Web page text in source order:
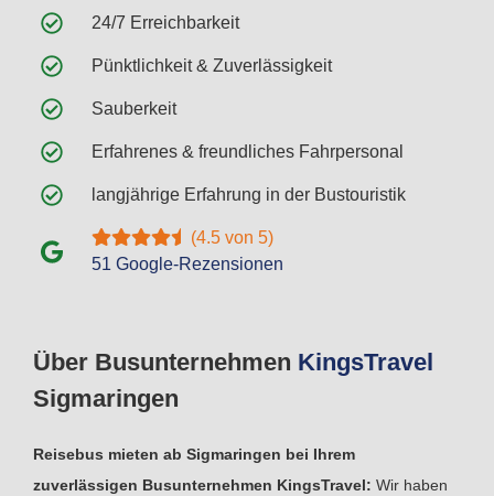
Über Busunternehmen KingsTravel
Sigmaringen
Reisebus mieten ab Sigmaringen bei Ihrem
zuverlässigen Busunternehmen KingsTravel: Wir haben
24/7 Erreichbarkeit
Pünktlichkeit & Zuverlässigkeit
Sauberkeit
Erfahrenes & freundliches Fahrpersonal
langjährige Erfahrung in der Bustouristik
(4.5 von 5)
51 Google-Rezensionen